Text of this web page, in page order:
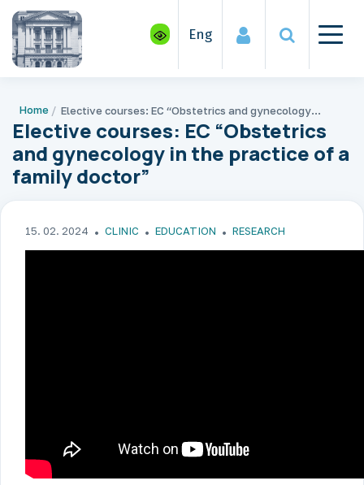
Eng
Home Elective courses: EC “Obstetrics and gynecology in the practice of a family doctor”
Elective courses: EC “Obstetrics
and gynecology in the practice of a
family doctor”
15. 02. 2024 CLINIC EDUCATION RESEARCH